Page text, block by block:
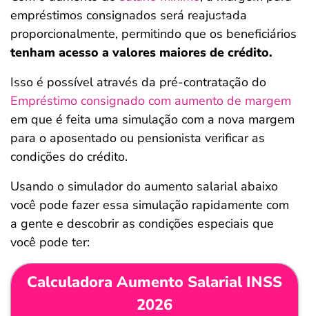
Salvar Ferramenta
empréstimos consignados será reajustada
proporcionalmente, permitindo que os beneficiários
tenham acesso a valores maiores de crédito.
Isso é possível através da pré-contratação do
Empréstimo consignado com aumento de margem
em que é feita uma simulação com a nova margem
para o aposentado ou pensionista verificar as
condições do crédito.
Usando o simulador do aumento salarial abaixo
você pode fazer essa simulação rapidamente com
a gente e descobrir as condições especiais que
você pode ter:
Salvar Ferramenta
Calculadora Aumento Salarial INSS
2026